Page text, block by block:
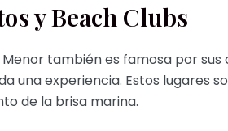
y Beach Clubs
Menor también es famosa por
una experiencia. Estos lugares
de la brisa marina.